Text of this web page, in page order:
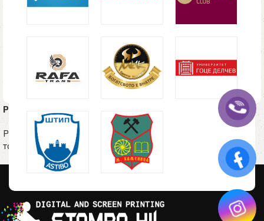
Ранец CHESTER, црн
Рекламен материјал
Ранци и
торби
Ранец MARTIN, црн
Рекламен материјал
торби